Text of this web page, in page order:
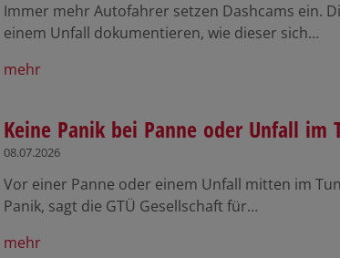
Immer mehr Autofahrer setzen Dashcams ein.
einem Unfall dokumentieren, wie dieser sich…
mehr
Keine Panik bei Panne oder Unfall im
08.07.2026
Vor einer Panne oder einem Unfall mitten im
Panik, sagt die GTÜ Gesellschaft für…
mehr